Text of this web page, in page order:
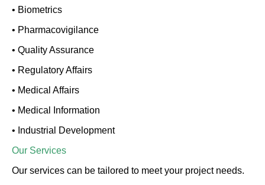
• Biometrics
• Pharmacovigilance
• Quality Assurance
• Regulatory Affairs
• Medical Affairs
• Medical Information
• Industrial Development
Our Services
Our services can be tailored to meet your project needs.